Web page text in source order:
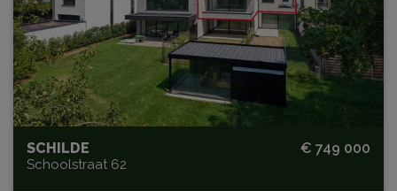
€ 749 000
SCHILDE
Schoolstraat 62